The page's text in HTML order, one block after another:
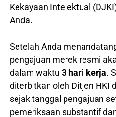
Kekayaan Intelektual
Anda.
Setelah Anda
pengajuan merek resmi
dalam waktu 3 hari kerja.
diterbitkan oleh Ditjen HKI
sejak tanggal pengajuan
pemeriksaan substantif